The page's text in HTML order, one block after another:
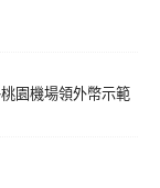
園機場領外幣示範